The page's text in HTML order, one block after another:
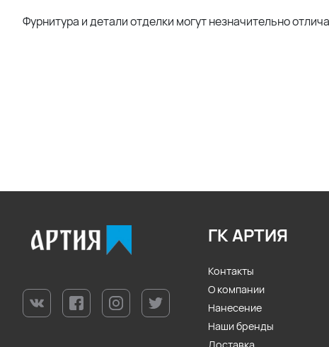
Фурнитура и детали отделки могут незначительно
ГК АРТИЯ
Контакты
О компании
Нанесение
Наши бренды